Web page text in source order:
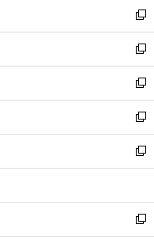
く
で
開
く
ド
ウ
で
開
く
ィ
ン
ド
ウ
で
開
く
い
ウ
ィ
ン
ド
ウ
で
開
く
新
し
い
ウ
ィ
ン
ド
ウ
で
開
新
し
い
ウ
ィ
ン
ド
ウ
開
く
新
し
い
ウ
ィ
ン
ウ
で
開
新
し
い
ウ
ン
ド
ウ
新
し
ウ
ィ
ン
新
し